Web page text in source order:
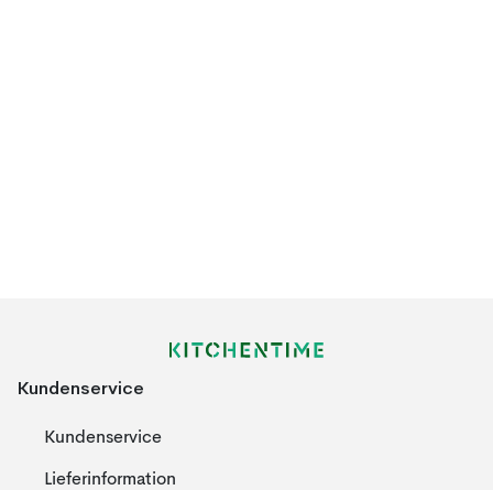
Kundenservice
Kundenservice
Lieferinformation